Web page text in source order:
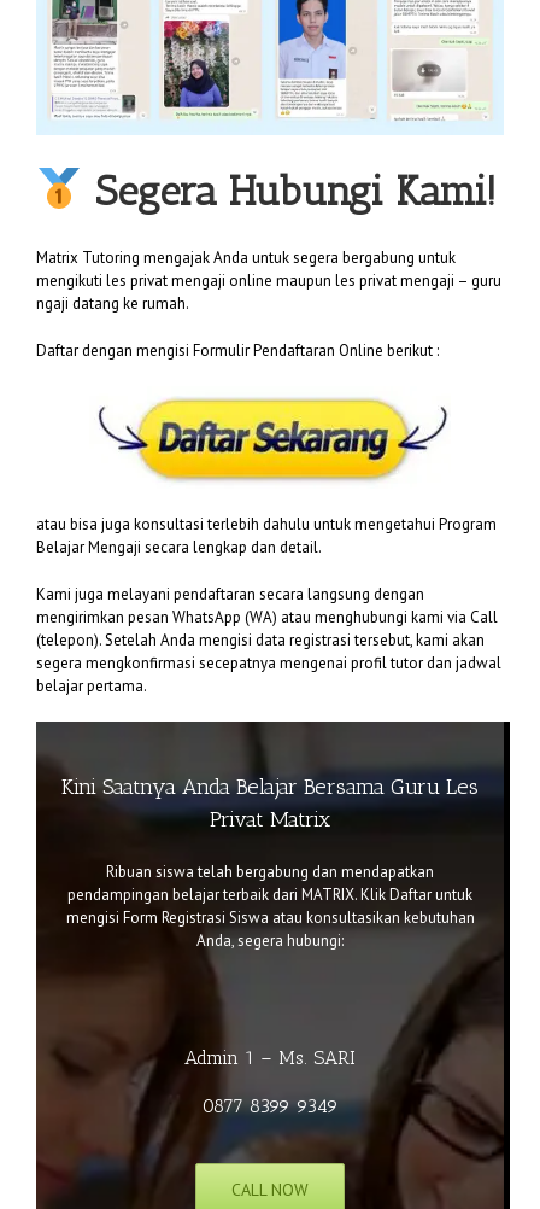
Segera Hubungi Kami!
Matrix Tutoring mengajak Anda untuk segera bergabung untuk
mengikuti les privat mengaji online maupun les privat mengaji – guru
ngaji datang ke rumah.
Daftar dengan mengisi Formulir Pendaftaran Online berikut :
atau bisa juga konsultasi terlebih dahulu untuk mengetahui Program
Belajar Mengaji secara lengkap dan detail.
Kami juga melayani pendaftaran secara langsung dengan
mengirimkan pesan WhatsApp (WA) atau menghubungi kami via Call
(telepon). Setelah Anda mengisi data registrasi tersebut, kami akan
segera mengkonfirmasi secepatnya mengenai profil tutor dan jadwal
belajar pertama.
Kini Saatnya Anda Belajar Bersama Guru Les
Privat Matrix
Ribuan siswa telah bergabung dan mendapatkan
pendampingan belajar terbaik dari MATRIX. KlikDaftaruntuk
mengisi Form Registrasi Siswa atau konsultasikan kebutuhan
Anda, segera hubungi:
Admin 1 – Ms. SARI
0877 8399 9349
CALL NOW